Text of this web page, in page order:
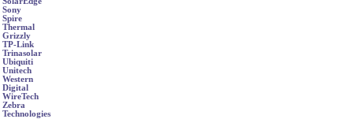
Sony
Spire
Thermal
Grizzly
TP-Link
Trinasolar
Ubiquiti
Unitech
Western
Digital
WireTech
Zebra
Technologies